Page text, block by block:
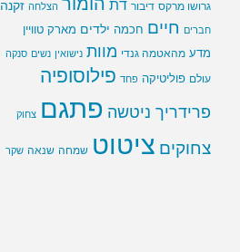
גרושו מרקס דיבור דת הצלחה זקנה
חברים חיים חכמה ילדים מארק טוויין
מדע מהאטמה גנדי מוות נישואין נשים סנקה
עולם פוליטיקה פחד פילוסופיה
פרידריך ניטשה פתגם צחוק
צחוקים ציטוט שמחה שנאה שקר